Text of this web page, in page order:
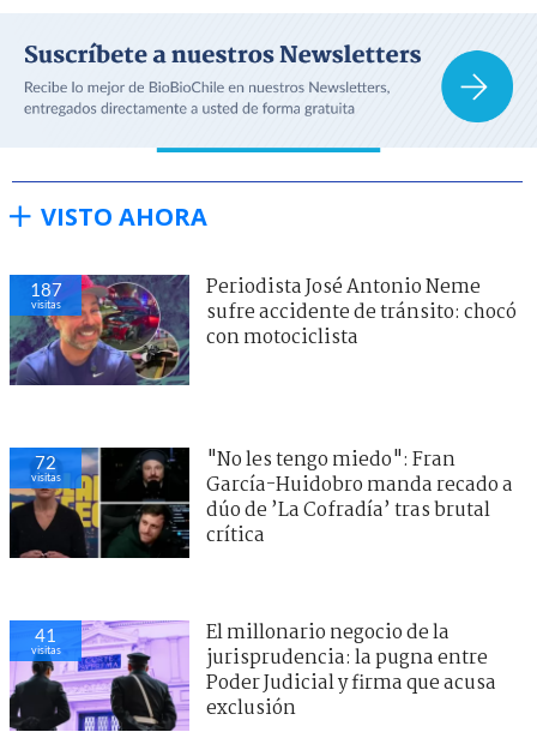
VISTO AHORA
187
visitas
Periodista José Antonio Neme
sufre accidente de tránsito: chocó
con motociclista
72
visitas
"No les tengo miedo": Fran
García-Huidobro manda recado a
dúo de ’La Cofradía’ tras brutal
crítica
41
visitas
El millonario negocio de la
jurisprudencia: la pugna entre
Poder Judicial y firma que acusa
exclusión